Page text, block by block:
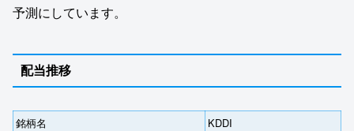
予測にしています。
配当推移
銘柄名
KDDI